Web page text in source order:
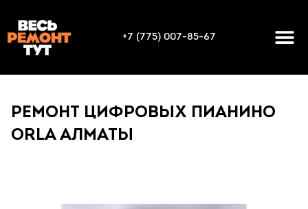
+7 (775) 007-85-67
РЕМОНТ ЦИФРОВЫХ ПИАНИНО
ORLA АЛМАТЫ